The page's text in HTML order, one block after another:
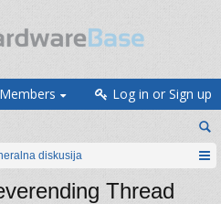
Members Log in or Sign up
diskusija
Thread